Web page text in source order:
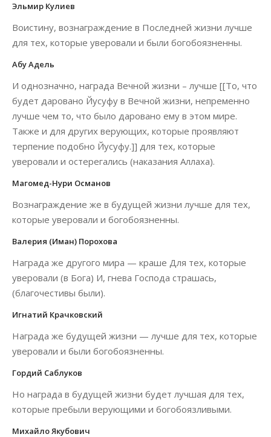
Эльмир Кулиев
Воистину, вознаграждение в Последней жизни лучше
для тех, которые уверовали и были богобоязненны.
Абу Адель
И однозначно, награда Вечной жизни – лучше [[То, что
будет даровано Йусуфу в Вечной жизни, непременно
лучше чем то, что было даровано ему в этом мире.
Также и для других верующих, которые проявляют
терпение подобно Йусуфу.]] для тех, которые
уверовали и остерегались (наказания Аллаха).
Магомед-Нури Османов
Вознаграждение же в будущей жизни лучше для тех,
которые уверовали и богобоязненны.
Валерия (Иман) Порохова
Награда же другого мира — краше Для тех, которые
уверовали (в Бога) И, гнева Господа страшась,
(благочестивы были).
Игнатий Крачковский
Награда же будущей жизни — лучше для тех, которые
уверовали и были богобоязненны.
Гордий Саблуков
Но награда в будущей жизни будет лучшая для тех,
которые пребыли верующими и богобоязливыми.
Михайло Якубович